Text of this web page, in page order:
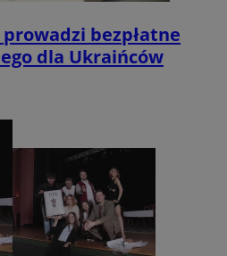
bezpłatne
dla Ukraińców